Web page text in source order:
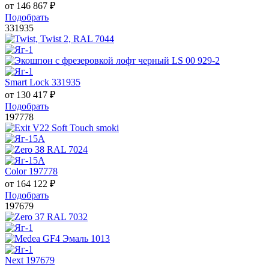
от 146 867 ₽
Подобрать
331935
Smart Lock 331935
от 130 417 ₽
Подобрать
197778
Color 197778
от 164 122 ₽
Подобрать
197679
Next 197679